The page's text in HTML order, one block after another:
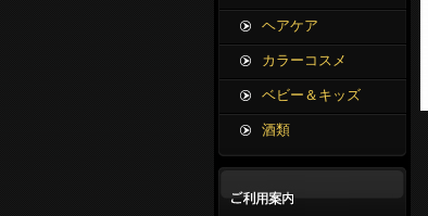
ヘアケア
カラーコスメ
ベビー＆キッズ
酒類